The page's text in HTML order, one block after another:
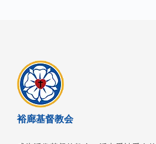
裕廊基督教会